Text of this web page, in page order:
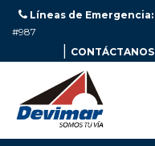
Líneas de Emergencia:
#987
CONTÁCTANOS